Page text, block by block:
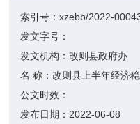
索引号：xzebb/2022-
发文字号：
发文机构：改则县政府办
名 称：改则县上半年经济
公文时效：
发布日期： 2022-06-08